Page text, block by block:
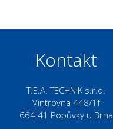
Kontakt
T.E.A. TECHNIK s.r.o.
Vintrovna 448/1f
664 41 Popůvky u Brna